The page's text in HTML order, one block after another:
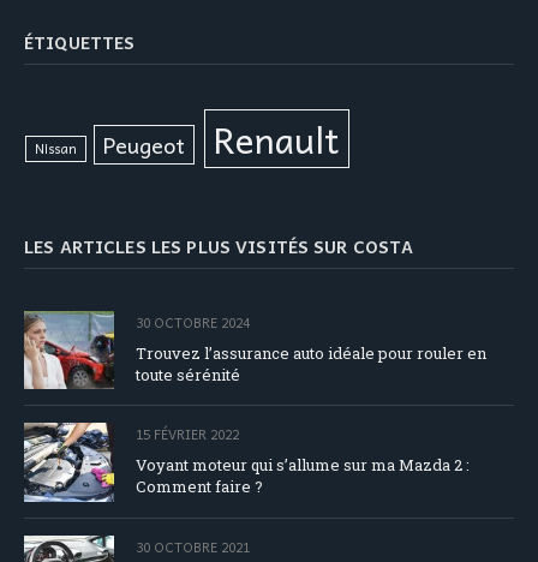
ÉTIQUETTES
Nissan Peugeot Renault
LES ARTICLES LES PLUS VISITÉS SUR COSTA
30 OCTOBRE 2024
Trouvez l’assurance auto idéale pour rouler en
toute sérénité
15 FÉVRIER 2022
Voyant moteur qui s’allume sur ma Mazda 2 :
Comment faire ?
30 OCTOBRE 2021